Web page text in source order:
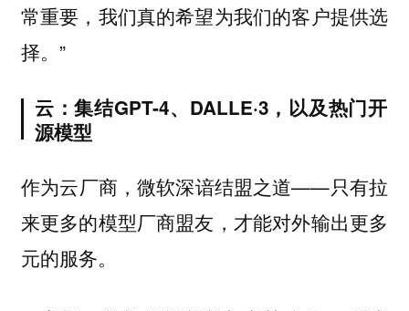
常重要，我们真的希望为我们的客户提供选
择。”
云：集结GPT-4、DALLE·3，以及热门开
源模型
作为云厂商，微软深谙结盟之道——只有拉
来更多的模型厂商盟友，才能对外输出更多
元的服务。